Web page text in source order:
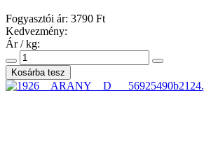
Fogyasztói ár: 3790 Ft
Kedvezmény:
Ár / kg: